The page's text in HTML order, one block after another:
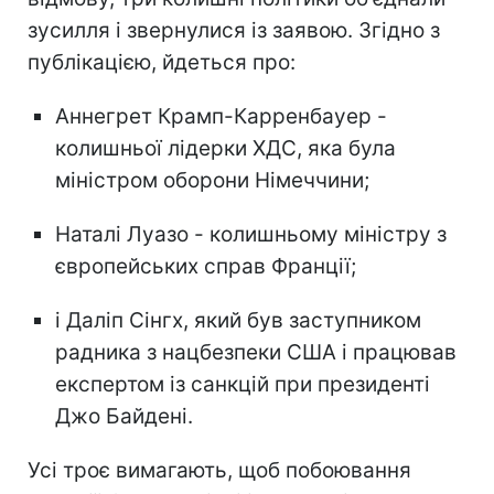
зусилля і звернулися із заявою. Згідно з
публікацією, йдеться про:
Аннегрет Крамп-Карренбауер -
колишньої лідерки ХДС, яка була
міністром оборони Німеччини;
Наталі Луазо - колишньому міністру з
європейських справ Франції;
і Даліп Сінгх, який був заступником
радника з нацбезпеки США і працював
експертом із санкцій при президенті
Джо Байдені.
Усі троє вимагають, щоб побоювання